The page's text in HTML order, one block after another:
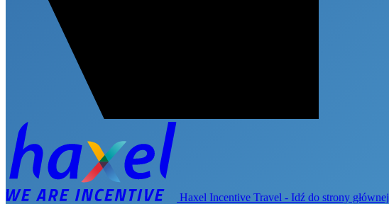
Haxel Incentive Travel - Idź do strony głównej